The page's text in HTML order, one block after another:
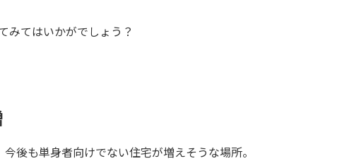
みてはいかがでしょう？
後も単身者向けでない住宅が増えそうな場所。